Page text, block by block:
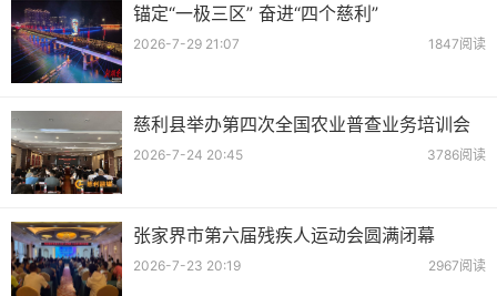
锚定“一极三区” 奋进“四个慈利”
2026-7-29 21:07 1847阅读
慈利县举办第四次全国农业普查业务培训会
2026-7-24 20:45 3786阅读
张家界市第六届残疾人运动会圆满闭幕
2026-7-23 20:19 2967阅读